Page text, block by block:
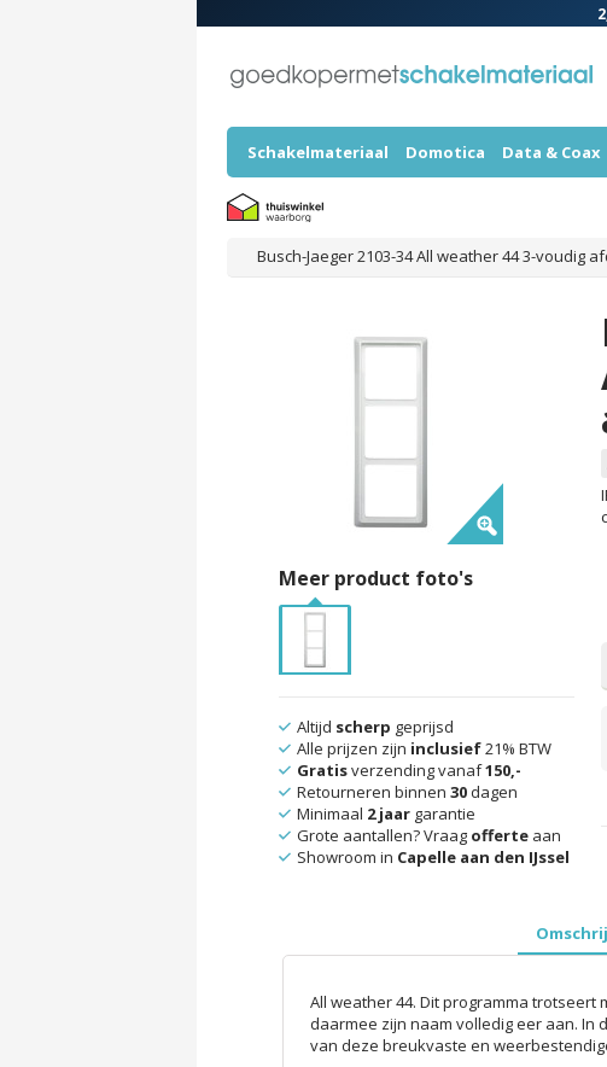
Schakelmateriaal Domotica Data & Coax
Busch-Jaeger 2103-34 All weather 44 3-voudig
Meer product foto's
Altijd scherp geprijsd
Alle prijzen zijn inclusief21% BTW
Gratisverzending vanaf150,-
Retourneren binnen30dagen
Minimaal 2 jaar garantie
Grote aantallen? Vraag offerte aan
Showroom in Capelle aan den IJssel
All weather 44. Dit programma trotseert
daarmee zijn naam volledig eer aan.
van deze breukvaste en